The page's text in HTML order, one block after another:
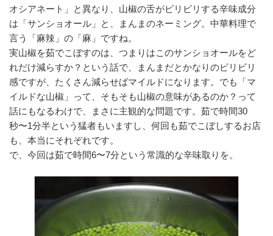
オシアネート」と異なり、山椒の舌がビリビリする辛味成分
は「サンショオール」と、まんまのネーミング。中華料理で
言う「麻辣」の「麻」ですね。
実山椒を茹でこぼすのは、つまりはこのサンショオールをど
れだけ減らすか？という話で、まんまだとかなりのビリビリ
感ですが、たくさん減らせばマイルドになります。でも「マ
イルドな山椒」って、そもそも山椒の意味があるのか？って
話にもなるわけで、まさに主観的な問題です。茹で時間30
秒〜1分半という猛者もいますし、何回も茹でこぼしするお店
も、本当にそれぞれです。
で、今回は茹で時間6〜7分という常識的な辛味取りを。